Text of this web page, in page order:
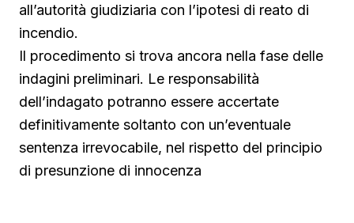
all’autorità giudiziaria con l’ipotesi di reato di
incendio.
Il procedimento si trova ancora nella fase delle
indagini preliminari. Le responsabilità
dell’indagato potranno essere accertate
definitivamente soltanto con un’eventuale
sentenza irrevocabile, nel rispetto del principio
di presunzione di innocenza